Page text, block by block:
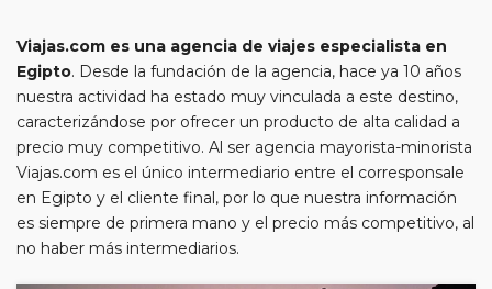
Viajas.com es una agencia de viajes especialista en
Egipto. Desde la fundación de la agencia, hace ya 10 años
nuestra actividad ha estado muy vinculada a este destino,
caracterizándose por ofrecer un producto de alta calidad a
precio muy competitivo. Al ser agencia mayorista-minorista
Viajas.com es el único intermediario entre el corresponsale
en Egipto y el cliente final, por lo que nuestra información
es siempre de primera mano y el precio más competitivo, al
no haber más intermediarios.